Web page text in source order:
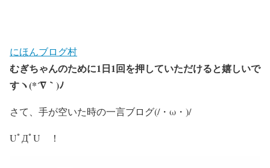
にほんブログ村
むぎちゃんのために1日1回を押していただけると嬉しいで
すヽ(*´∇ ｀ )ﾉ
さて、手が空いた時の一言ブログ(/・ω・)/
UﾟДﾟU ！